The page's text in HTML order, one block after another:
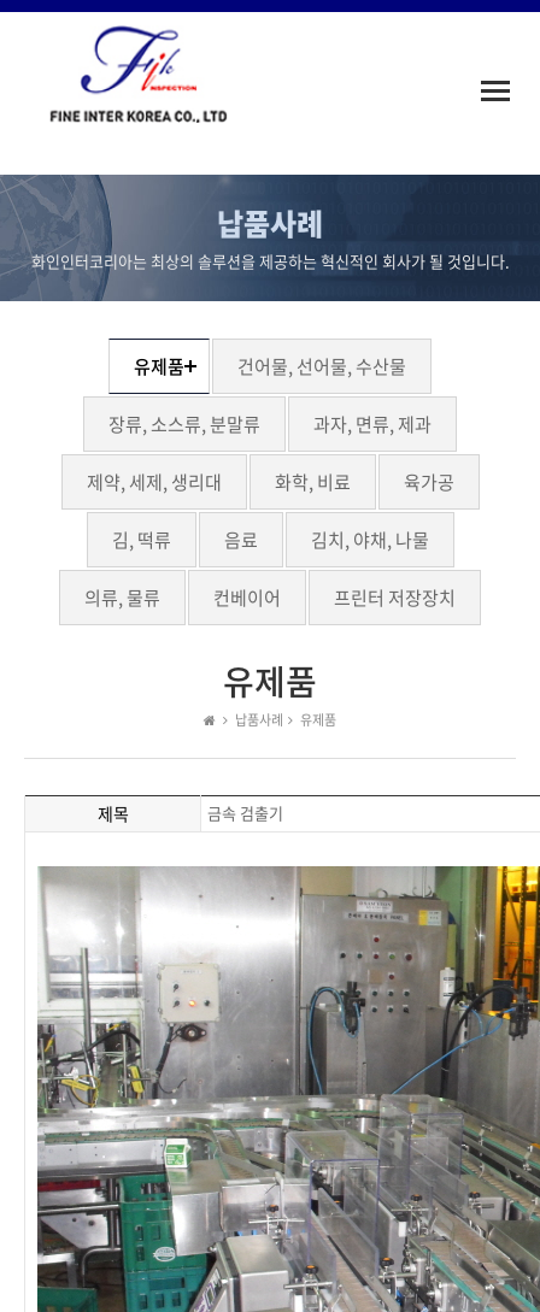
Toggle
납품사례
화인인터코리아는 최상의 솔루션을 제공하는 혁신적인 회사가 될 것입니다.
유제품 건어물, 선어물, 수산물
장류, 소스류, 분말류 과자, 면류, 제과
제약, 세제, 생리대 화학, 비료 육가공
김, 떡류 음료 김치, 야채, 나물
의류, 물류 컨베이어 프린터 저장장치
유제품
납품사례 유제품
제목 금속 검출기